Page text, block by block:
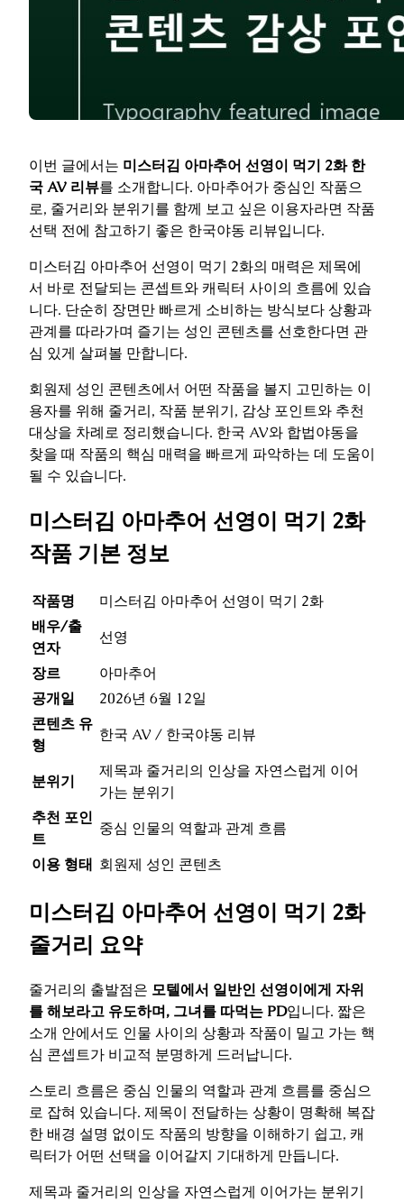
이번 글에서는 미스터김 아마추어 선영이 먹기 2화 한
국 AV 리뷰를 소개합니다. 아마추어가 중심인 작품으
로, 줄거리와 분위기를 함께 보고 싶은 이용자라면 작품
선택 전에 참고하기 좋은 한국야동 리뷰입니다.
미스터김 아마추어 선영이 먹기 2화의 매력은 제목에
서 바로 전달되는 콘셉트와 캐릭터 사이의 흐름에 있습
니다. 단순히 장면만 빠르게 소비하는 방식보다 상황과
관계를 따라가며 즐기는 성인 콘텐츠를 선호한다면 관
심 있게 살펴볼 만합니다.
회원제 성인 콘텐츠에서 어떤 작품을 볼지 고민하는 이
용자를 위해 줄거리, 작품 분위기, 감상 포인트와 추천
대상을 차례로 정리했습니다. 한국 AV와 합법야동을
찾을 때 작품의 핵심 매력을 빠르게 파악하는 데 도움이
될 수 있습니다.
미스터김 아마추어 선영이 먹기 2화
작품 기본 정보
작품명
미스터김 아마추어 선영이 먹기 2화
배우/출
연자
선영
장르
아마추어
공개일
2026년 6월 12일
콘텐츠 유
형
한국 AV / 한국야동 리뷰
분위기
제목과 줄거리의 인상을 자연스럽게 이어
가는 분위기
추천 포인
트
중심 인물의 역할과 관계 흐름
이용 형태 회원제 성인 콘텐츠
미스터김 아마추어 선영이 먹기 2화
줄거리 요약
줄거리의 출발점은 모텔에서 일반인 선영이에게 자위
를 해보라고 유도하며, 그녀를 따먹는 PD입니다. 짧은
소개 안에서도 인물 사이의 상황과 작품이 밀고 가는 핵
심 콘셉트가 비교적 분명하게 드러납니다.
스토리 흐름은 중심 인물의 역할과 관계 흐름를 중심으
로 잡혀 있습니다. 제목이 전달하는 상황이 명확해 복잡
한 배경 설명 없이도 작품의 방향을 이해하기 쉽고, 캐
릭터가 어떤 선택을 이어갈지 기대하게 만듭니다.
제목과 줄거리의 인상을 자연스럽게 이어가는 분위기